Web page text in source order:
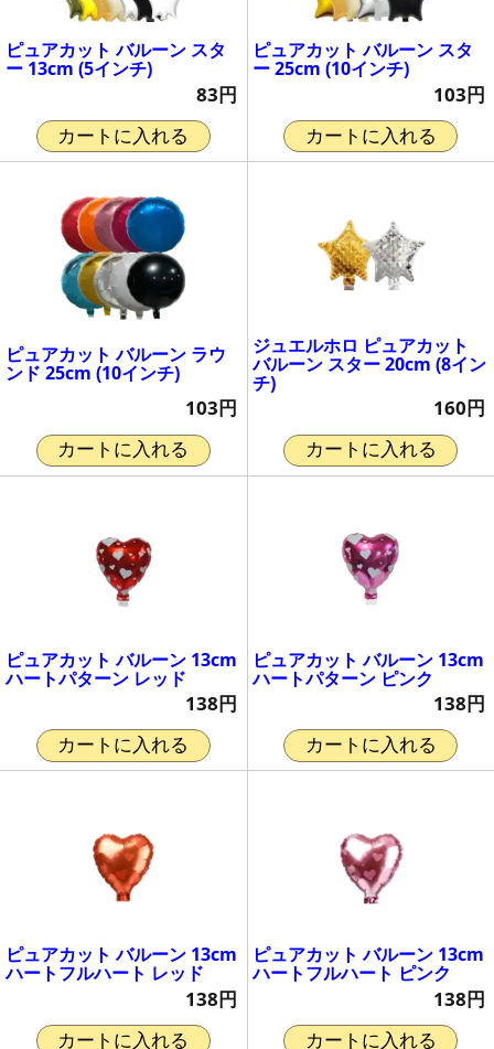
ピュアカット バルーン スタ
ー 13cm (5インチ)
83円
カートに入れる
ピュアカット バルーン スタ
ー 25cm (10インチ)
103円
カートに入れる
ピュアカット バルーン ラウ
ンド 25cm (10インチ)
103円
カートに入れる
ジュエルホロ ピュアカット
バルーン スター 20cm (8イン
チ)
160円
カートに入れる
ピュアカット バルーン 13cm
ハートパターン レッド
138円
カートに入れる
ピュアカット バルーン 13cm
ハートパターン ピンク
138円
カートに入れる
ピュアカット バルーン 13cm
ハートフルハート レッド
138円
カートに入れる
ピュアカット バルーン 13cm
ハートフルハート ピンク
138円
カートに入れる